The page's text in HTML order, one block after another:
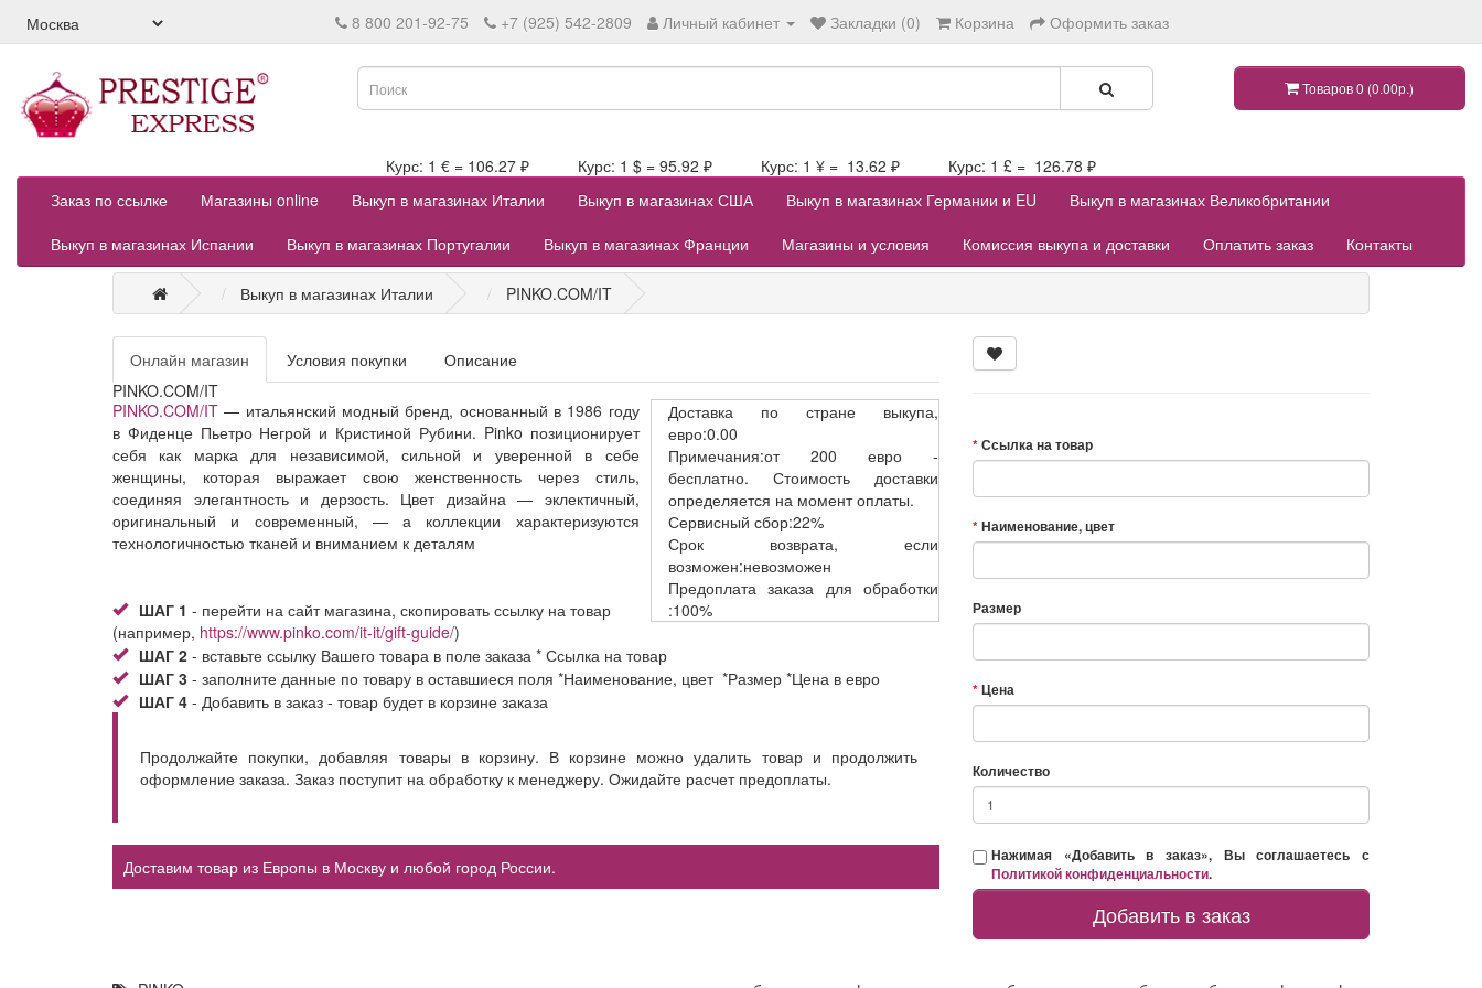
8 800 201-92-75 +7 (925) 542-2809 Личный кабинет Закладки (0) Корзина Оформить заказ
Товаров 0 (0.00р.)
Курс: 1 € = 106.27 ₽ Курс: 1 $ = 95.92 ₽ Курс: 1 ¥ = 13.62 ₽ Курс: 1 £ = 126.78 ₽
Заказ по ссылке
Магазины online Выкуп в магазинах Италии Выкуп в магазинах США Выкуп в магазинах Германии и EU
Выкуп в магазинах Великобритании
Выкуп в магазинах Испании
Выкуп в магазинах Португалии Выкуп в магазинах Франции Магазины и условия Комиссия выкупа и доставки Оплатить заказ Контакты
Выкуп в магазинах Италии PINKO.COM/IT
Онлайн магазин Условия покупки
Описание
PINKO.COM/IT
Доставка
по стране выкупа,
евро:0.00
Примечания:от 200 евро -
бесплатно. Стоимость доставки
определяется на момент оплаты.
Сервисный сбор:22%
Срок возврата,
если
возможен:невозможен
Предоплата заказа
для обработки
:100%
PINKO.COM/IT — итальянский модный бренд, основанный в 1986 году
в Фиденце Пьетро Негрой и Кристиной Рубини. Pinko позиционирует
себя как марка для независимой, сильной и уверенной в себе
женщины, которая выражает свою женственность через стиль,
соединяя элегантность и дерзость. Цвет дизайна — эклектичный,
оригинальный и современный, — а коллекции характеризуются
технологичностью тканей и вниманием к деталям
ШАГ 1 - перейти на сайт магазина, скопировать ссылку на товар
(например, https://www.pinko.com/it-it/gift-guide/)
ШАГ 2 - вставьте ссылку Вашего товара в поле заказа * Ссылка на товар
ШАГ 3 - заполните данные по товару в оставшиеся поля *Наименование, цвет *Размер *Цена в евро
ШАГ 4 - Добавить в заказ - товар будет в корзине заказа
Продолжайте покупки, добавляя товары в корзину. В корзине можно удалить товар и продолжить
оформление заказа. Заказ поступит на обработку к менеджеру. Ожидайте расчет предоплаты.
Доставим товар из Европы в Москву и любой город России.
Ссылка на товар
Наименование, цвет
Размер
Цена
Количество
Нажимая «Добавить в заказ», Вы соглашаетесь с
Политикой конфиденциальности.
Добавить в заказ